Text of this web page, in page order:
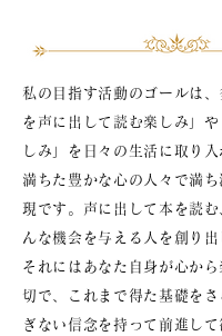
私の目指す活動のゴールは
を声に出して読む楽しみ」
しみ」を日々の生活に取り
満ちた豊かな心の人々で満
現です。声に出して本を読む
んな機会を与える人を創り出
それにはあなた自身が心か
切で、これまで得た基礎をさ
ぎない信念を持って前進し